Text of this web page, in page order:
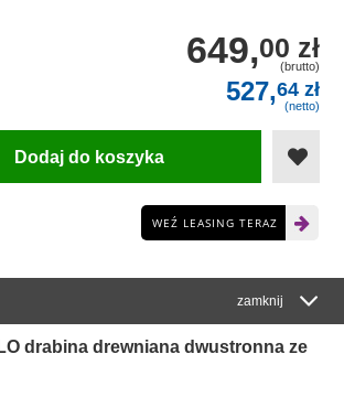
649,00 zł
(brutto)
527,64 zł
(netto)
Dodaj do koszyka
WEŹ LEASING TERAZ
zamknij
drabina drewniana dwustronna ze